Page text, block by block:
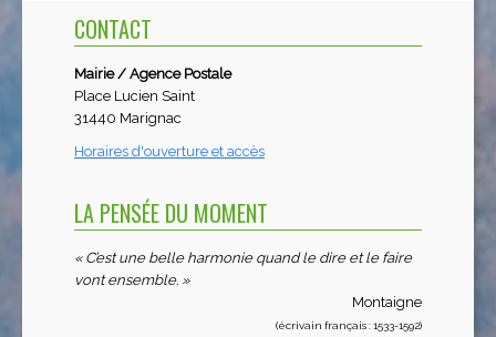
CONTACT
Mairie / Agence Postale
Place Lucien Saint
31440 Marignac
Horaires d'ouverture et accès
LA PENSÉE DU MOMENT
« C’est une belle harmonie quand le dire et le faire
vont ensemble. »
Montaigne
(écrivain français : 1533-1592)